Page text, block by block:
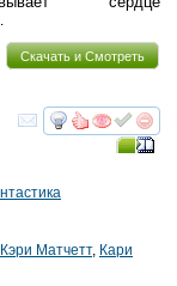
Скачать и Смотреть
смотреть
Кэри Матчетт, Кари